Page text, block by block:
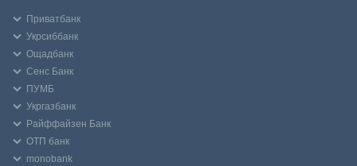
Приватбанк
Укрсиббанк
Ощадбанк
Сенс Банк
ПУМБ
Укргазбанк
Райффайзен Банк
ОТП банк
monobank